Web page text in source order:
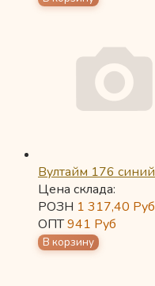
Вултайм 176 синий
Цена склада:
РОЗН 1 317,40 Руб
ОПТ941 Руб